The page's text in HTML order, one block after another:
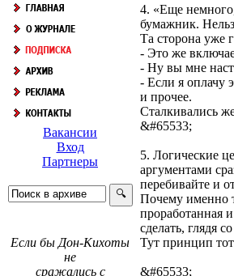
Вакансии
Вход
Партнеры
Если бы Дон-Кихоты
не
сражались с
4. «Еще
бумажник.
Та сторона уже
- Это же
- Ну вы мне
- Если я оплачу
и прочее.
Сталкивались
&#65533;
5. Логические
аргументами
перебивайте и
Почему именно
проработанная
сделать, глядя
Тут принцип
&#65533;